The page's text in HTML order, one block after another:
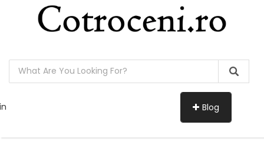
Blog